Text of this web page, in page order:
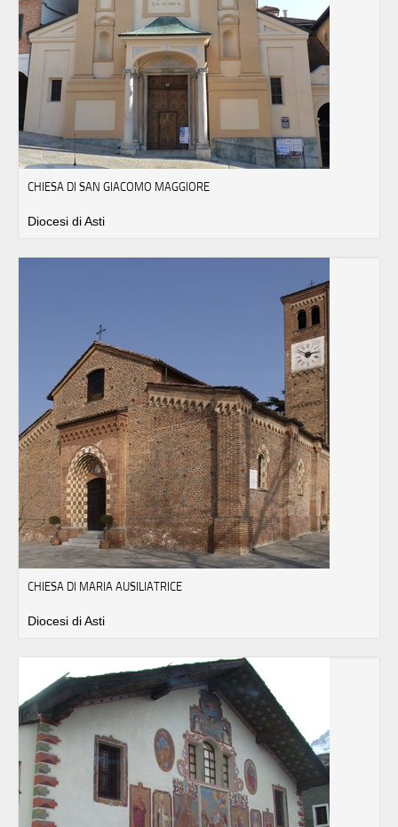
CHIESA DI SAN GIACOMO MAGGIORE
Diocesi di Asti
CHIESA DI MARIA AUSILIATRICE
Diocesi di Asti